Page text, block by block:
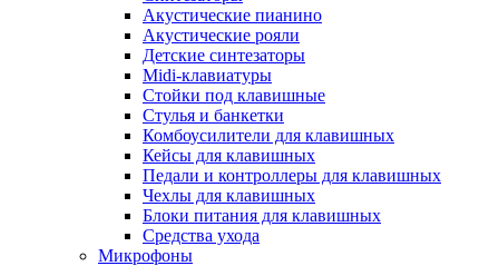
Акустические пианино
Акустические рояли
Детские синтезаторы
Midi-клавиатуры
Стойки под клавишные
Стулья и банкетки
Комбоусилители для клавишных
Кейсы для клавишных
Педали и контроллеры для клавишных
Чехлы для клавишных
Блоки питания для клавишных
Средства ухода
Микрофоны